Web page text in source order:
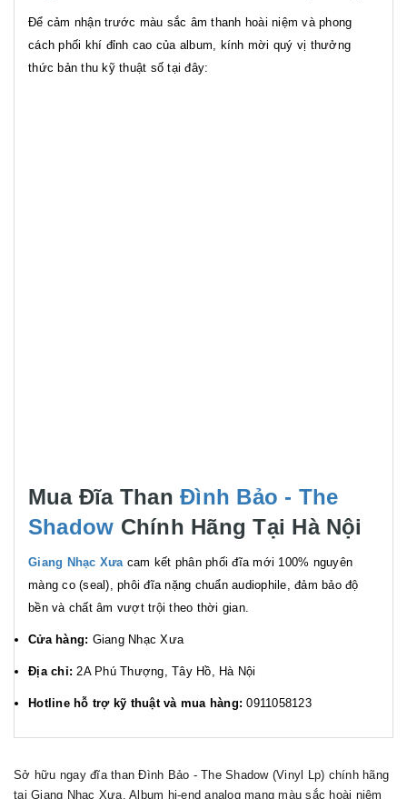
Để cảm nhận trước màu sắc âm thanh hoài niệm và phong
cách phối khí đỉnh cao của album, kính mời quý vị thưởng
thức bản thu kỹ thuật số tại đây:
Mua Đĩa ThanĐình Bảo - The
Shadow Chính Hãng Tại Hà Nội
Giang Nhạc Xưa cam kết phân phối đĩa mới 100% nguyên
màng co (seal), phôi đĩa nặng chuẩn audiophile, đảm bảo độ
bền và chất âm vượt trội theo thời gian.
Cửa hàng: Giang Nhạc Xưa
Địa chỉ: 2A Phú Thượng, Tây Hồ, Hà Nội
Hotline hỗ trợ kỹ thuật và mua hàng: 0911058123
Sở hữu ngay đĩa than Đình Bảo - The Shadow (Vinyl Lp) chính hãng
tại Giang Nhạc Xưa. Album hi-end analog mang màu sắc hoài niệm